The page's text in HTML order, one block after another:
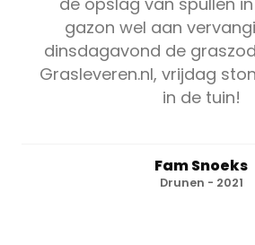
gazon wel aan
dinsdagavond de
Grasleveren.nl, vrijdag
in de tuin!
Fam Snoeks
Drunen - 2021